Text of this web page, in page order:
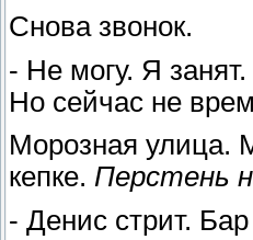
Снова звонок.
- Не могу. Я
Но сейчас не
Морозная улица.
кепке. Перстень
- Денис стрит.